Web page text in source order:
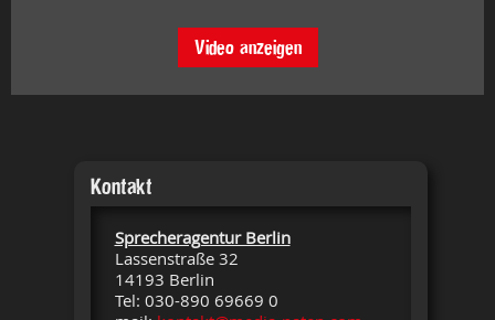
Video anzeigen
Kontakt
Sprecheragentur Berlin
Lassenstraße 32
14193 Berlin
Tel: 030-890 69669 0